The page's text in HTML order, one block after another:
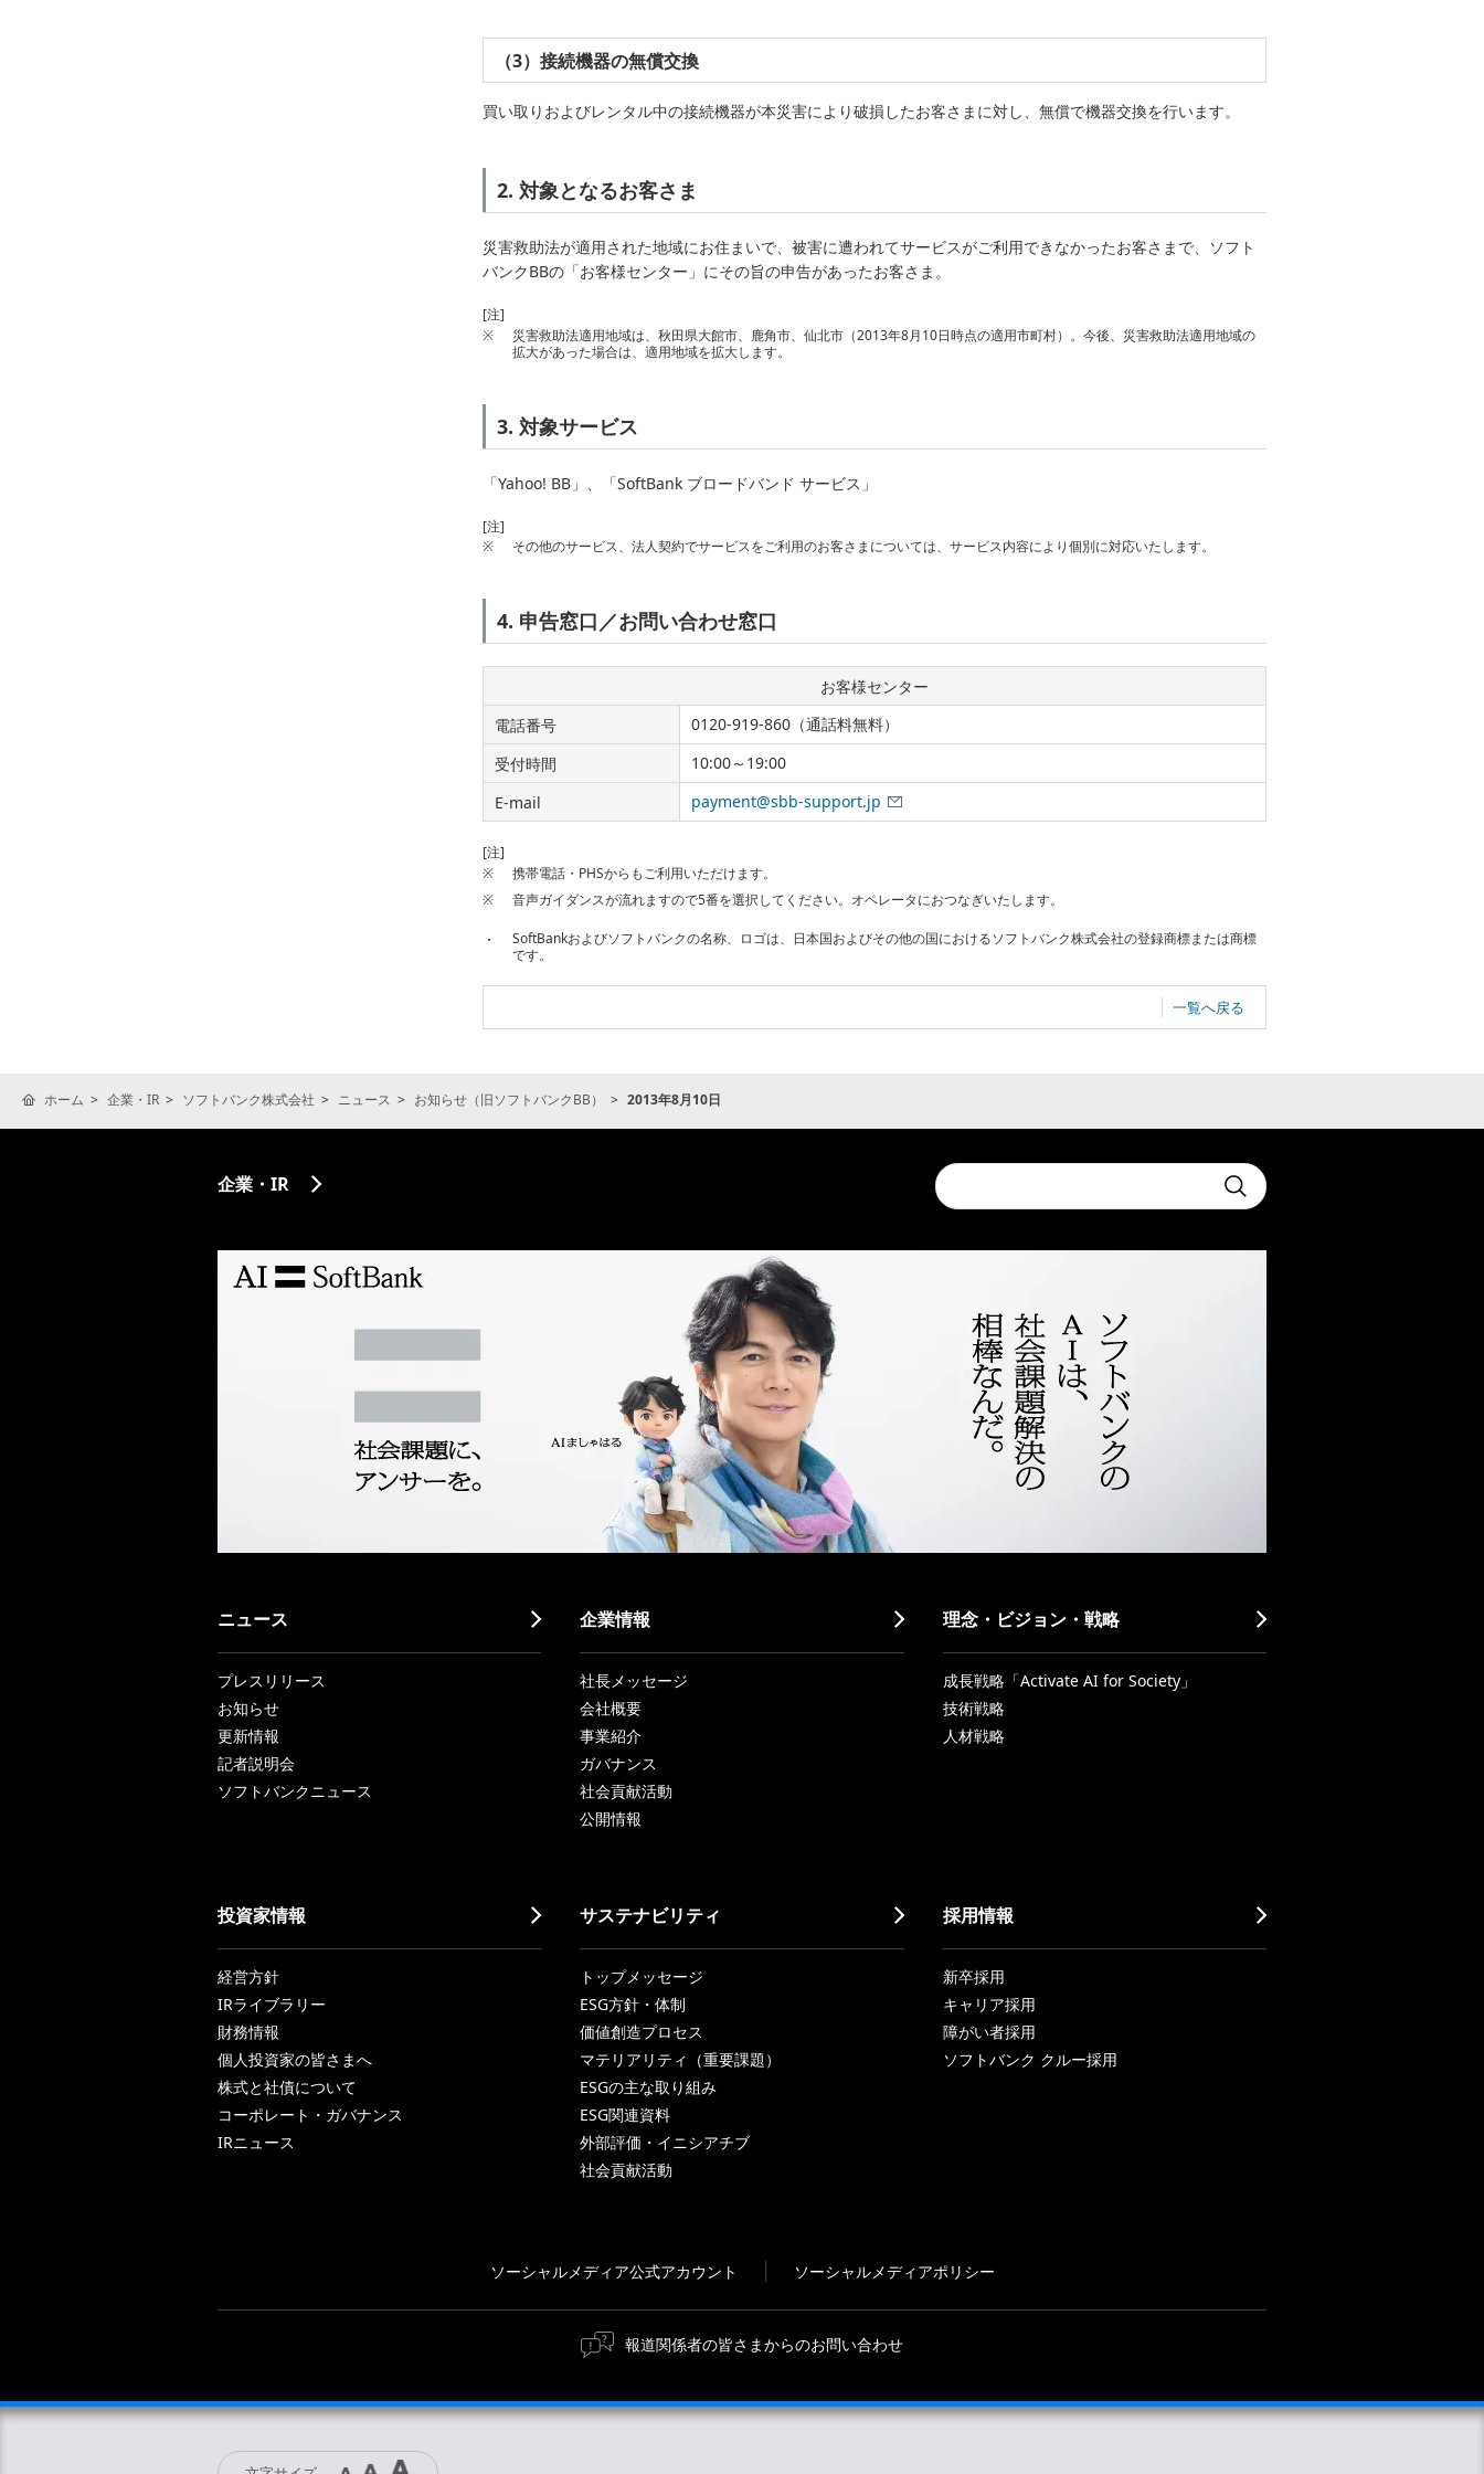
（3）接続機器の無償交換
買い取りおよびレンタル中の接続機器が本災害により破損したお客さまに対し、無償で機器交換を行います。
2. 対象となるお客さま
災害救助法が適用された地域にお住まいで、被害に遭われてサービスがご利用できなかったお客さまで、ソフト
バンクBBの「お客様センター」にその旨の申告があったお客さま。
[注]
※
災害救助法適用地域は、秋田県大館市、鹿角市、仙北市（2013年8月10日時点の適用市町村）。今後、災害救助法適用地域の
拡大があった場合は、適用地域を拡大します。
3. 対象サービス
「Yahoo! BB」、「SoftBank ブロードバンド サービス」
[注]
※
その他のサービス、法人契約でサービスをご利用のお客さまについては、サービス内容により個別に対応いたします。
4. 申告窓口／お問い合わせ窓口
お客様センター
電話番号
0120-919-860（通話料無料）
受付時間
10:00～19:00
E-mail
payment@sbb-support.jp
[注]
※
携帯電話・PHSからもご利用いただけます。
※
音声ガイダンスが流れますので5番を選択してください。オペレータにおつなぎいたします。
SoftBankおよびソフトバンクの名称、ロゴは、日本国およびその他の国におけるソフトバンク株式会社の登録商標または商標
です。
一覧へ戻る
ホーム 企業・IR ソフトバンク株式会社 ニュース お知らせ（旧ソフトバンクBB） 2013年8月10日
Conduct
a
search
Submit
企業・IR
ニュース
プレスリリース
お知らせ
更新情報
記者説明会
ソフトバンクニュース
企業情報
社長メッセージ
会社概要
事業紹介
ガバナンス
社会貢献活動
公開情報
理念・ビジョン・戦略
成長戦略「Activate AI for Society」
技術戦略
人材戦略
投資家情報
経営方針
IRライブラリー
財務情報
個人投資家の皆さまへ
株式と社債について
コーポレート・ガバナンス
IRニュース
サステナビリティ
トップメッセージ
ESG方針・体制
価値創造プロセス
マテリアリティ（重要課題）
ESGの主な取り組み
ESG関連資料
外部評価・イニシアチブ
社会貢献活動
採用情報
新卒採用
キャリア採用
障がい者採用
ソフトバンク クルー採用
ソーシャルメディア公式アカウント ソーシャルメディアポリシー
報道関係者の皆さまからのお問い合わせ